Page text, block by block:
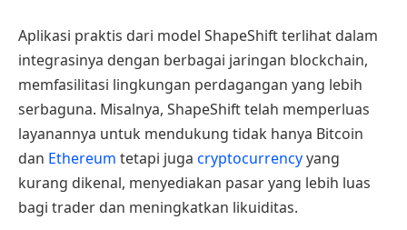
Aplikasi praktis dari model ShapeShift terlihat dalam
integrasinya dengan berbagai jaringan blockchain,
memfasilitasi lingkungan perdagangan yang lebih
serbaguna. Misalnya, ShapeShift telah memperluas
layanannya untuk mendukung tidak hanya Bitcoin
dan Ethereum tetapi juga cryptocurrencyyang
kurang dikenal, menyediakan pasar yang lebih luas
bagi trader dan meningkatkan likuiditas.